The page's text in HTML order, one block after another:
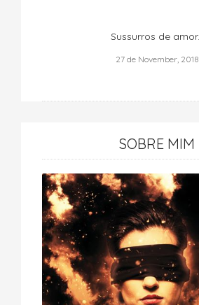
Sussurros de amor...
27 de November, 2018
SOBRE MIM